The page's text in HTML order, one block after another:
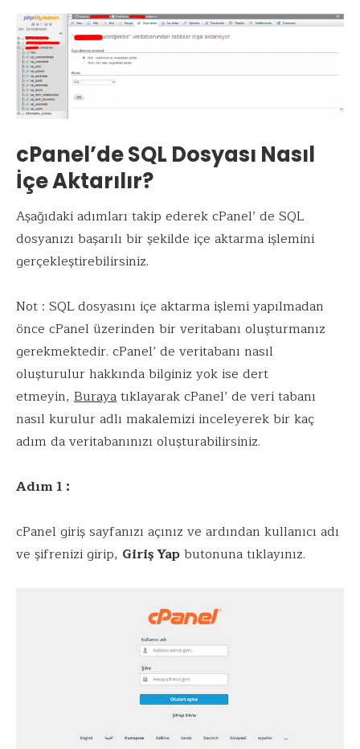
cPanel’de SQL Dosyası Nasıl
İçe Aktarılır?
Aşağıdaki adımları takip ederek cPanel’ de SQL
dosyanızı başarılı bir şekilde içe aktarma işlemini
gerçekleştirebilirsiniz.
Not : SQL dosyasını içe aktarma işlemi yapılmadan
önce cPanel üzerinden bir veritabanı oluşturmanız
gerekmektedir. cPanel’ de veritabanı nasıl
oluşturulur hakkında bilginiz yok ise dert
etmeyin, Burayatıklayarak cPanel’ de veri tabanı
nasıl kurulur adlı makalemizi inceleyerek bir kaç
adım da veritabanınızı oluşturabilirsiniz.
Adım 1 :
cPanel giriş sayfanızı açınız ve ardından kullanıcı adı
ve şifrenizi girip, Giriş Yapbutonuna tıklayınız.